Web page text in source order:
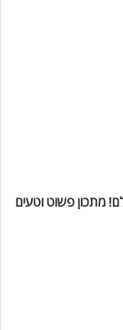
מתכון פשוט וטעים